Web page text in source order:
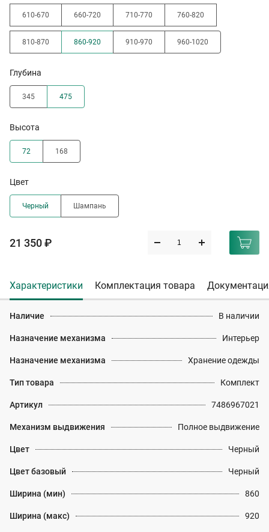
610-670 660-720 710-770 760-820
810-870 860-920 910-970 960-1020
Глубина
345 475
Высота
72 168
Цвет
Черный Шампань
21 350 ₽
Характеристики Комплектация товара
Наличие В наличии
Назначение механизма Интерьер
Назначение механизма Хранение одежды
Тип товара Комплект
Артикул 7486967021
Механизм выдвижения Полное выдвижение
Цвет Черный
Цвет базовый Черный
Ширина (мин) 860
Ширина (макс) 920